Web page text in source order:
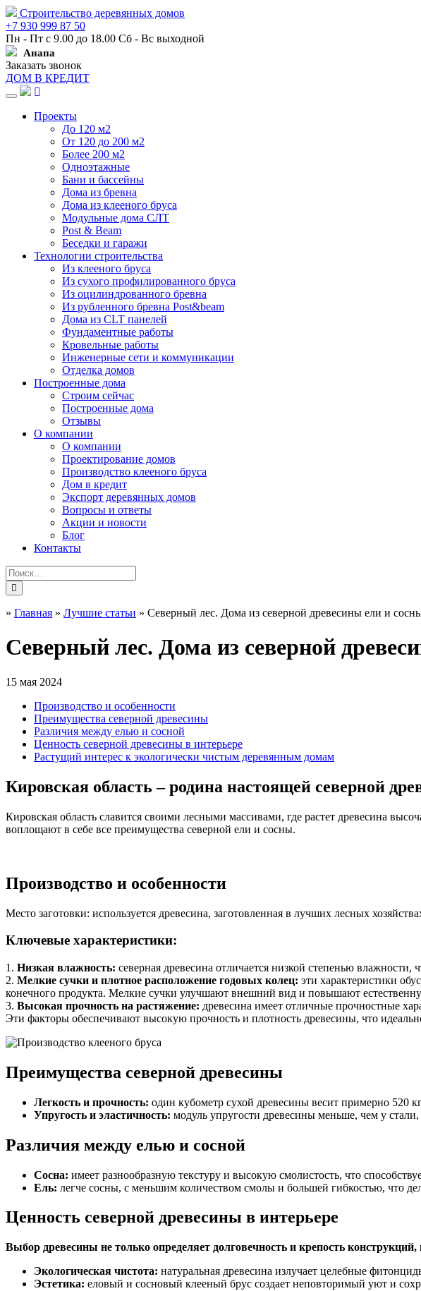
Строительство деревянных домов
+7 930 999 87 50
Пн - Пт с 9.00 до 18.00 Сб - Вс выходной
Анапа
Заказать звонок
ДОМ В КРЕДИТ
Навигация
Проекты
До 120 м2
От 120 до 200 м2
Более 200 м2
Одноэтажные
Бани и бассейны
Дома из бревна
Дома из клееного бруса
Модульные дома СЛТ
Post & Beam
Беседки и гаражи
Технологии строительства
Из клееного бруса
Из сухого профилированного бруса
Из оцилиндрованного бревна
Из рубленного бревна Post&beam
Дома из CLT панелей
Фундаментные работы
Кровельные работы
Инженерные сети и коммуникации
Отделка домов
Построенные дома
Строим сейчас
Построенные дома
Отзывы
О компании
О компании
Проектирование домов
Производство клееного бруса
Дом в кредит
Экспорт деревянных домов
Вопросы и ответы
Акции и новости
Блог
Контакты
» Главная » Лучшие статьи » Северный лес. Дома из северной древесины ели и
Северный лес. Дома из северной
15 мая 2024
Производство и особенности
Преимущества северной древесины
Различия между елью и сосной
Ценность северной древесины в интерьере
Растущий интерес к экологически чистым деревянным домам
Кировская область – родина настоящей северной
Кировская область славится своими лесными массивами, где растет древесина
воплощают в себе все преимущества северной ели и сосны.
Производство и особенности
Место заготовки: используется древесина, заготовленная в лучших лесных
Ключевые характеристики:
1. Низкая влажность: северная древесина отличается низкой степенью
2. Мелкие сучки и плотное расположение годовых колец: эти характеристики
конечного продукта. Мелкие сучки улучшают внешний вид и повышают
3. Высокая прочность на растяжение: древесина имеет отличные прочностные
Эти факторы обеспечивают высокую прочность и плотность древесины, что
Преимущества северной древесины
Легкость и прочность: один кубометр сухой древесины весит примерно 520
Упругость и эластичность: модуль упругости древесины меньше, чем у
Различия между елью и сосной
Сосна: имеет разнообразную текстуру и высокую смолистость, что
Ель: легче сосны, с меньшим количеством смолы и большей гибкостью, что
Ценность северной древесины в интерьере
Выбор древесины не только определяет долговечность и крепость
Экологическая чистота: натуральная древесина излучает целебные
Эстетика: еловый и сосновый клееный брус создает неповторимый уют и